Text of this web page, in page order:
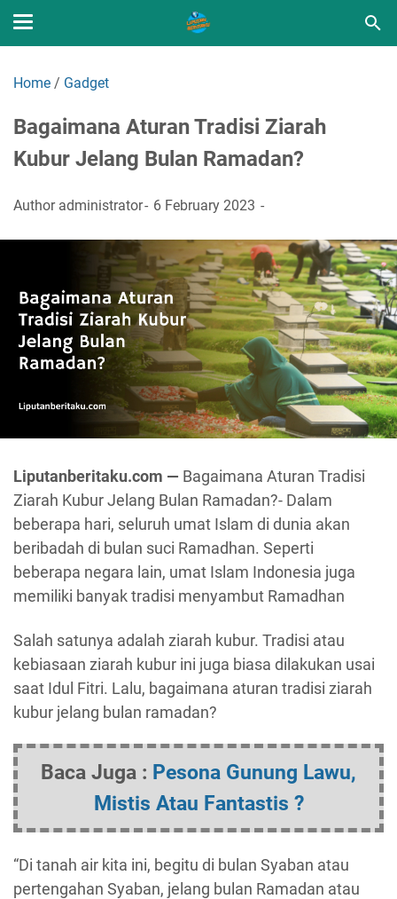
Home / Gadget
Bagaimana Aturan Tradisi Ziarah
Kubur Jelang Bulan Ramadan?
Author administrator 6 February 2023
Liputanberitaku.com — Bagaimana Aturan Tradisi
Ziarah Kubur Jelang Bulan Ramadan?- Dalam
beberapa hari, seluruh umat Islam di dunia akan
beribadah di bulan suci Ramadhan. Seperti
beberapa negara lain, umat Islam Indonesia juga
memiliki banyak tradisi menyambut Ramadhan
Salah satunya adalah ziarah kubur. Tradisi atau
kebiasaan ziarah kubur ini juga biasa dilakukan usai
saat Idul Fitri. Lalu, bagaimana aturan tradisi ziarah
kubur jelang bulan ramadan?
Baca Juga : Pesona Gunung Lawu,
Mistis Atau Fantastis ?
“Di tanah air kita ini, begitu di bulan Syaban atau
pertengahan Syaban, jelang bulan Ramadan atau